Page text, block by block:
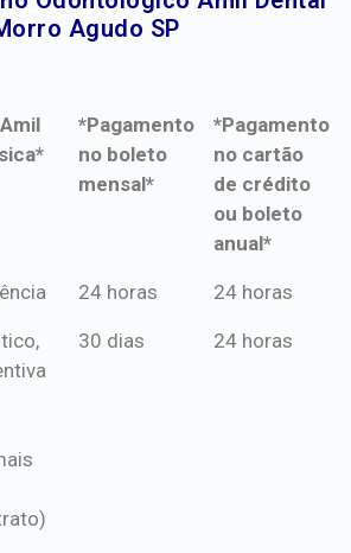
Agudo SP​
*Pagamento
no boleto
mensal*
*Pagamento
no cartão
de crédito
ou boleto
anual*
*Pagamento
mensal*
*Pagamento
de crédito
24 horas 24 horas
30 dias 24 horas